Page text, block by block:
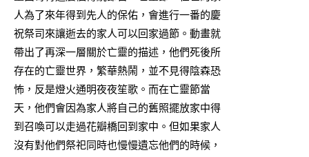
人為了來年得到先人的保佑，會進行一番的慶
祝祭司來讓逝去的家人可以回家過節。動畫就
帶出了再深一層關於亡靈的描述，他們死後所
存在的亡靈世界，繁華熱鬧，並不見得陰森恐
怖，反是燈火通明夜夜笙歌。而在亡靈節當
天，他們會因為家人將自己的舊照擺放家中得
到召喚可以走過花瓣橋回到家中。但如果家人
沒有對他們祭祀同時也慢慢遺忘他們的時候，